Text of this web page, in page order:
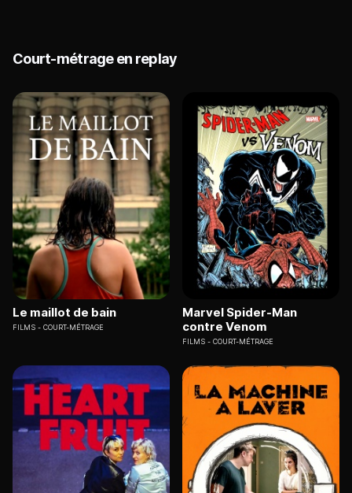
Court-métrage en replay
Le maillot de bain
FILMS COURT-MÉTRAGE
Marvel Spider-Man
contre Venom
FILMS COURT-MÉTRAGE